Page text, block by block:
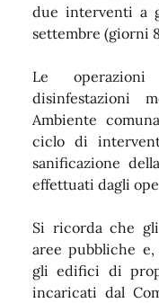
due interventi a
settembre (giorni
Le
disinfestazioni
Ambiente
ciclo di
sanificazione
effettuati dagli
Si ricorda che
aree pubbliche
gli edifici di
incaricati dal